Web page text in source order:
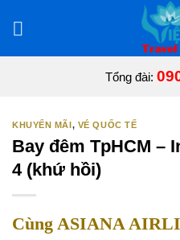
Tổng đài:
KHUYẾN MÃI, VÉ QUỐC TẾ
Bay đêm TpHCM –
4 (khứ hồi)
Cùng ASIANA